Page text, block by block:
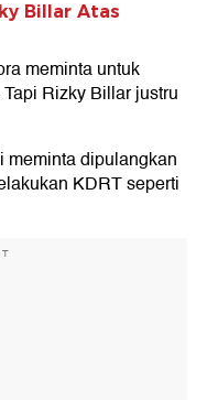
Billar Atas
meminta untuk
Rizky Billar justru
dipulangkan
KDRT seperti